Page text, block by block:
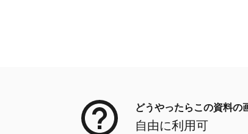
どうやったらこの資料の
自由に利用可